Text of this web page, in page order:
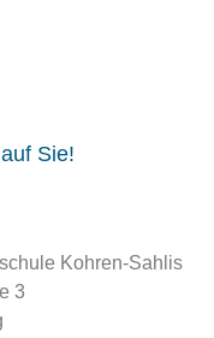
Sie!
Kohren-Sahlis
3